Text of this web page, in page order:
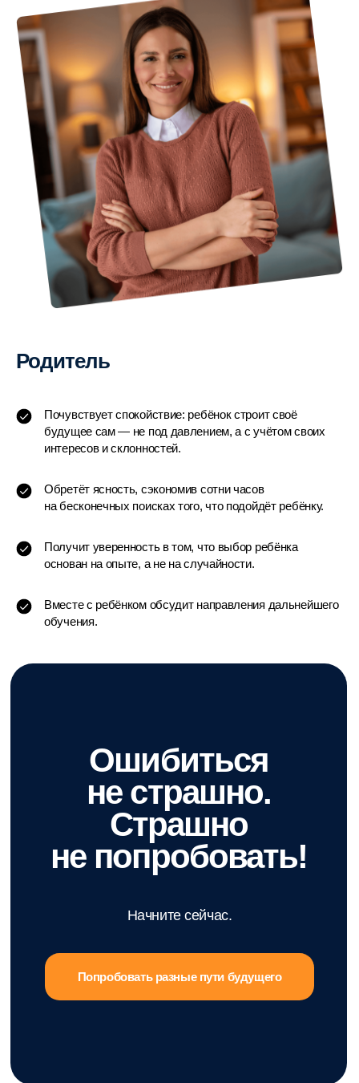
Родитель
Почувствует спокойствие: ребёнок строит своё
будущее сам — не под давлением, а с учётом своих
интересов и склонностей.
Обретёт ясность, сэкономив сотни часов
на бесконечных поисках того, что подойдёт ребёнку.
Получит уверенность в том, что выбор ребёнка
основан на опыте, а не на случайности.
Вместе с ребёнком обсудит направления дальнейшего
обучения.